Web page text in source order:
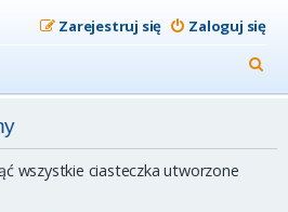
Zaloguj się
Zarejestruj się
z
wszystkie ciasteczka utworzone